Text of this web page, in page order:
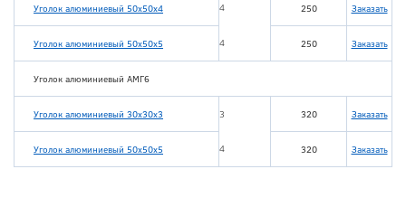
Уголок алюминиевый 50х50х4 4 250 Заказать
Уголок алюминиевый 50х50х5 4 250 Заказать
Уголок алюминиевый АМГ6
Уголок алюминиевый 30х30х3 3 320 Заказать
Уголок алюминиевый 50х50х5 4 320 Заказать